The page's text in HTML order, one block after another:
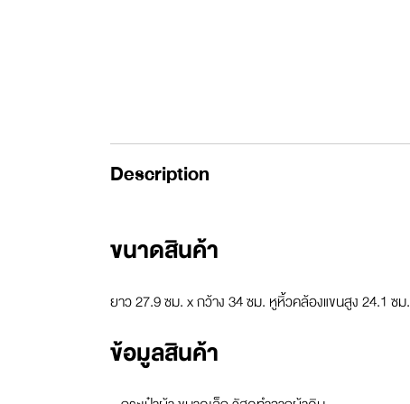
Description
ขนาดสินค้า
ยาว 27.9 ซม. x กว้าง 34 ซม. หูหิ้วคล้องแขนสูง 24.1 ซม.
ข้อมูลสินค้า